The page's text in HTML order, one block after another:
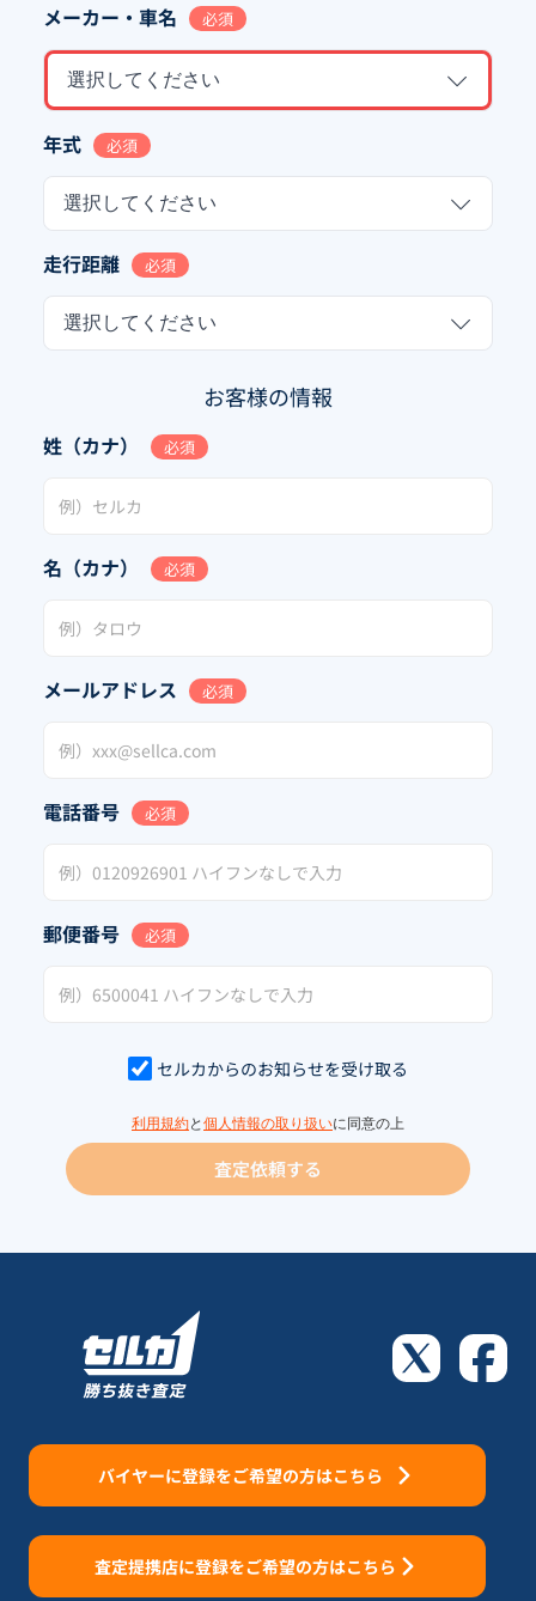
メーカー・車名 必須
選択してください
年式 必須
選択してください
走行距離 必須
選択してください
お客様の情報
姓（カナ） 必須
名（カナ） 必須
メールアドレス 必須
電話番号 必須
郵便番号 必須
セルカからのお知らせを受け取る
利用規約と 個人情報の取り扱いに同意の上
査定依頼する
バイヤーに登録をご希望の方はこちら
査定提携店に登録をご希望の方はこちら